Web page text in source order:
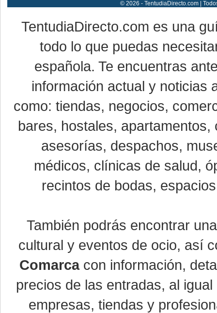
© 2026 - TentudiaDirecto.com |
TentudiaDirecto.com es una
todo lo que puedas
española. Te encuentras
información actual y noticias
como: tiendas, negocios,
bares, hostales,
asesorías, despachos,
médicos, clínicas de salud,
recintos de bodas,
También podrás encontrar
cultural y eventos de ocio, así
Comarcacon información,
precios de las entradas, al
empresas, tiendas y